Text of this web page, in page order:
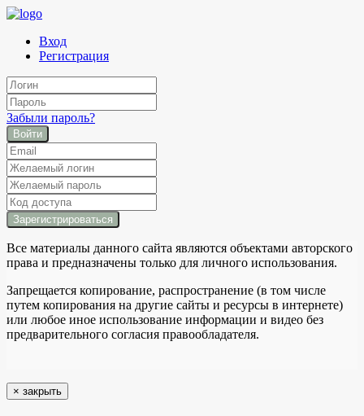
Вход
Регистрация
Забыли пароль?
Войти
Все материалы данного сайта являются объектами авторского
права и предназначены только для личного использования.
Запрещается копирование, распространение (в том числе
путем копирования на другие сайты и ресурсы в интернете)
или любое иное использование информации и видео без
предварительного согласия правообладателя.
× закрыть